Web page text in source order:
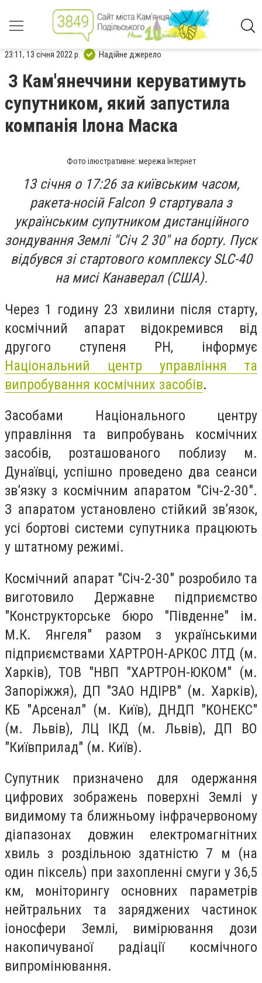
23:11, 13 січня 2022 р. Надійне джерело
З Кам'янеччини керуватимуть
супутником, який запустила
компанія Ілона Маска
Фото ілюстративне: мережа Інтернет
13 січня о 17:26 за київським часом,
ракета-носій Falcon 9 стартувала з
українським супутником дистанційного
зондування Землі "Січ 2 30" на борту. Пуск
відбувся зі стартового комплексу SLC-40
на мисі Канаверал (США).
Через 1 годину 23 хвилини після старту,
космічний апарат відокремився від
другого ступеня РН, інформує
Національний центр управління та
випробування космічних засобів.
Засобами Національного центру
управління та випробувань космічних
засобів, розташованого поблизу м.
Дунаївці, успішно проведено два сеанси
зв’язку з космічним апаратом "Січ-2-30".
З апаратом установлено стійкий зв’язок,
усі бортові системи супутника працюють
у штатному режимі.
Космічний апарат "Січ-2-30" розробило та
виготовило Державне підприємство
"Конструкторське бюро "Південне" ім.
М.К. Янгеля" разом з українськими
підприємствами ХАРТРОН-АРКОС ЛТД (м.
Харків), ТОВ "НВП "ХАРТРОН-ЮКОМ" (м.
Запоріжжя), ДП "ЗАО НДІРВ" (м. Харків),
КБ "Арсенал" (м. Київ), ДНДП "КОНЕКС"
(м. Львів), ЛЦ ІКД (м. Львів), ДП ВО
"Київприлад" (м. Київ).
Супутник призначено для одержання
цифрових зображень поверхні Землі у
видимому та ближньому інфрачервоному
діапазонах довжин електромагнітних
хвиль з роздільною здатністю 7 м (на
один піксель) при захопленні смуги у 36,5
км, моніторингу основних параметрів
нейтральних та заряджених частинок
іоносфери Землі, вимірювання дози
накопичуваної радіації космічного
випромінювання.